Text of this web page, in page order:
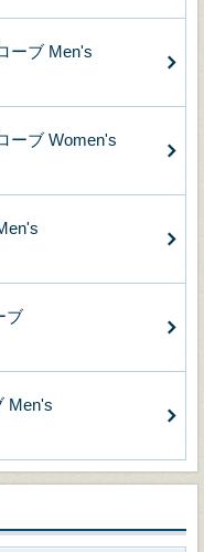
ーブ Men's
ーブ Women's
ブ
Men's